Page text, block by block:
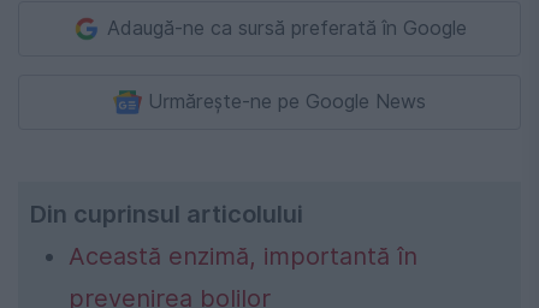
Adaugă-ne ca sursă preferată în Google
Urmărește-ne pe Google News
Din cuprinsul articolului
Această enzimă, importantă în
prevenirea bolilor